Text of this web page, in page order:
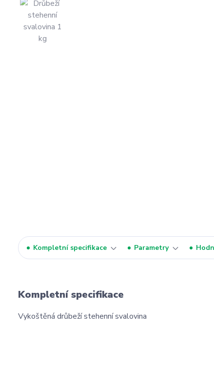
Kompletní specifikace Parametry
Kompletní specifikace
Vykoštěná drůbeží stehenní svalovina